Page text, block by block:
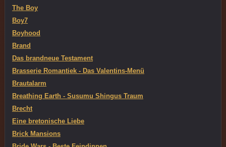
The Boy
Boy7
Boyhood
Brand
Das brandneue Testament
Brasserie Romantiek - Das Valentins-Menü
Brautalarm
Breathing Earth - Susumu Shingus Traum
Brecht
Eine bretonische Liebe
Brick Mansions